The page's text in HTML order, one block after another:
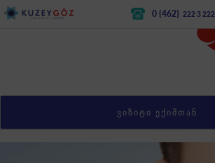
0 {462} 222 3 222
ᲕᲘᲖᲘᲢᲘ ᲔᲥᲘᲛᲗᲐᲜ